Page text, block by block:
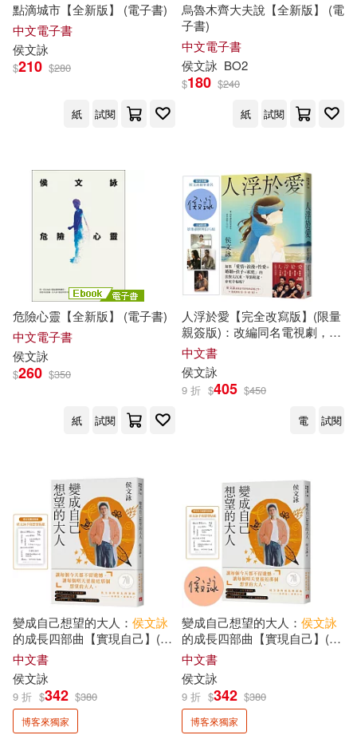
點滴城市【全新版】 (電子書)
中文電子書
侯文詠
$210 $280
紙 試閱
烏魯木齊大夫說【全新版】 (電
子書)
中文電子書
侯文詠 BO2
$180 $240
紙
試閱
危險心靈【全新版】 (電子書)
中文電子書
侯文詠
$260 $350
紙 試閱
人浮於愛【完全改寫版】(限量
親簽版)：改編同名電視劇， 侯
文詠透視當代愛情的話題之
作。首刷附贈「影集劇照明信
片組」!
中文書
侯文詠
9 折 $405 $450
電
試閱
變成自己想望的大人： 侯文詠
的成長四部曲【實現自己】(博
客來獨家書衣 ╳
望貼紙)
中文書
侯文詠
9 折 $342 $380
博客來獨家
變成自己想望的大人： 侯文詠
的成長四部曲【實現自己】(親
簽版，博客來獨家書衣 ╳
詠手寫想望貼紙)
中文書
侯文詠
9 折 $342 $380
博客來獨家